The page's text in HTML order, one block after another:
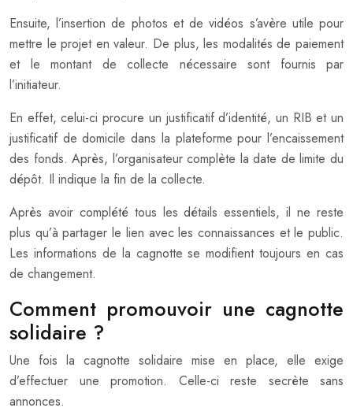
Ensuite, l’insertion de photos et de vidéos s’avère utile pour
mettre le projet en valeur. De plus, les modalités de paiement
et le montant de collecte nécessaire sont fournis par
l’initiateur.
En effet, celui-ci procure un justificatif d’identité, un RIB et un
justificatif de domicile dans la plateforme pour l’encaissement
des fonds. Après, l’organisateur complète la date de limite du
dépôt. Il indique la fin de la collecte.
Après avoir complété tous les détails essentiels, il ne reste
plus qu’à partager le lien avec les connaissances et le public.
Les informations de la cagnotte se modifient toujours en cas
de changement.
Comment promouvoir une cagnotte
solidaire ?
Une fois la cagnotte solidaire mise en place, elle exige
d’effectuer une promotion. Celle-ci reste secrète sans
annonces.